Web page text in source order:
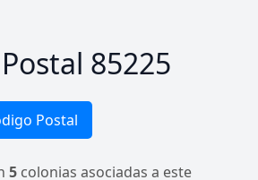
85225
Postal
5 colonias asociadas a este